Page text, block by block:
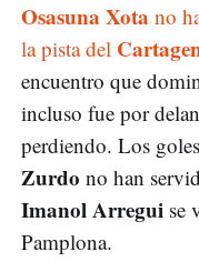
Osasuna Xota no
la pista del
encuentro que
incluso fue por
perdiendo. Los
Zurdo no han
Imanol Arregui se
Pamplona.